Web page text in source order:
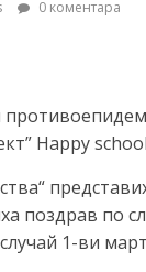
0 коментара
Happy
поздрав по
1-ви